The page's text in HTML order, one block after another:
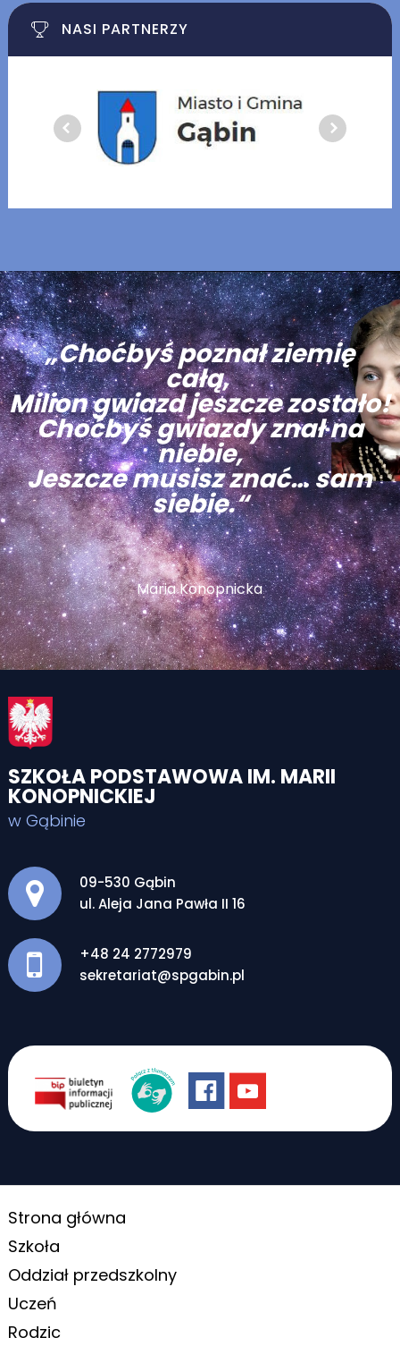
NASI PARTNERZY
„Choćbyś poznał ziemię
całą,
Milion gwiazd jeszcze zostało!
Choćbyś gwiazdy znał na
niebie,
Jeszcze musisz znać… sam
siebie.“
Maria Konopnicka
SZKOŁA PODSTAWOWA IM. MARII
KONOPNICKIEJ
w Gąbinie
Adres pocztowy:
09-530 Gąbin
ul. Aleja Jana Pawła II 16
+48 24 2772979
sekretariat@spgabin.pl
Strona główna
Szkoła
Oddział przedszkolny
Uczeń
Rodzic